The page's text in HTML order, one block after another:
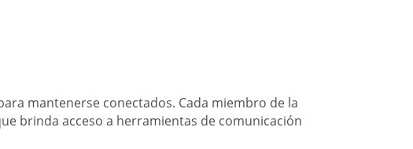
mantenerse conectados. Cada miembro de la
brinda acceso a herramientas de comunicación